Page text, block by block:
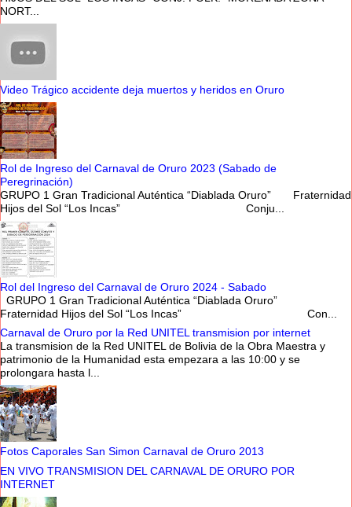
NORT...
Video Trágico accidente deja muertos y heridos en Oruro
Rol de Ingreso del Carnaval de Oruro 2023 (Sabado de
Peregrinación)
GRUPO 1 Gran Tradicional Auténtica “Diablada Oruro” Fraternidad
Hijos del Sol “Los Incas” Conju...
Rol del Ingreso del Carnaval de Oruro 2024 - Sabado
GRUPO 1 Gran Tradicional Auténtica “Diablada Oruro”
Fraternidad Hijos del Sol “Los Incas” Con...
Carnaval de Oruro por la Red UNITEL transmision por internet
La transmision de la Red UNITEL de Bolivia de la Obra Maestra y
patrimonio de la Humanidad esta empezara a las 10:00 y se
prolongara hasta l...
Fotos Caporales San Simon Carnaval de Oruro 2013
EN VIVO TRANSMISION DEL CARNAVAL DE ORURO POR
INTERNET